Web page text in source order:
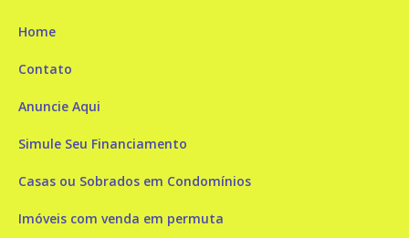
Home
Contato
Anuncie Aqui
Simule Seu Financiamento
Casas ou Sobrados em Condomínios
Imóveis com venda em permuta